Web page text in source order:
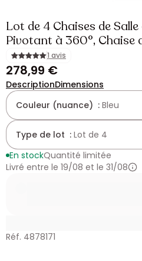
Lot de 4 Chaises de
Pivotant à 360°, Chaise
1 avis
278,99 €
DescriptionDimensions
Couleur (nuance) : Bleu
Type de lot : Lot de 4
En stockQuantité limitée
Livré entre le 19/08 et le 31/08
Réf. 4878171